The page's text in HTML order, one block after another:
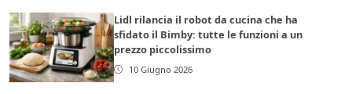
Lidl rilancia il robot da cucina che ha
sfidato il Bimby: tutte le funzioni a un
prezzo piccolissimo
10 Giugno 2026